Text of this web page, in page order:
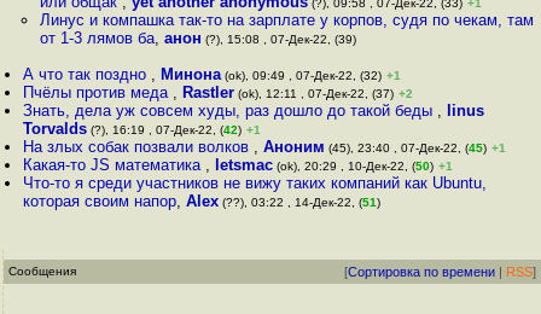
(?), 09:58 , 07-Дек-22, (33) +1
Линус и компашка так-то на зарплате у корпов, судя по чекам, там
от 1-3 лямов ба, анон (?), 15:08 , 07-Дек-22, (39)
А что так поздно , Минона (ok), 09:49 , 07-Дек-22, (32) +1
Пчёлы против меда , Rastler (ok), 12:11 , 07-Дек-22, (37) +2
Знать, дела уж совсем худы, раз дошло до такой беды ,
linus
Torvalds (?), 16:19 , 07-Дек-22, (42) +1
На злых собак позвали волков ,Аноним (45), 23:40 , 07-Дек-22, (45) +1
Какая-то JS математика , letsmac (ok), 20:29 , 10-Дек-22, (50) +1
Что-то я среди участников не вижу таких компаний как Ubuntu,
которая своим напор,Alex (??), 03:22 , 14-Дек-22, (51)
Сообщения [Сортировка по времени | RSS]